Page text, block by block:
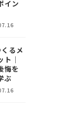
イン
るメ
ト｜
悔を
ぶ